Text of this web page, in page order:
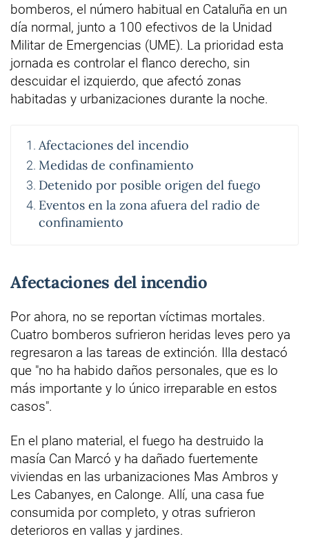
bomberos, el número habitual en Cataluña en un
día normal, junto a 100 efectivos de la Unidad
Militar de Emergencias (UME). La prioridad esta
jornada es controlar el flanco derecho, sin
descuidar el izquierdo, que afectó zonas
habitadas y urbanizaciones durante la noche.
Afectaciones del incendio
Medidas de confinamiento
Detenido por posible origen del fuego
Eventos en la zona afuera del radio de
confinamiento
Afectaciones del incendio
Por ahora, no se reportan víctimas mortales.
Cuatro bomberos sufrieron heridas leves pero ya
regresaron a las tareas de extinción. Illa destacó
que "no ha habido daños personales, que es lo
más importante y lo único irreparable en estos
casos".
En el plano material, el fuego ha destruido la
masía Can Marcó y ha dañado fuertemente
viviendas en las urbanizaciones Mas Ambros y
Les Cabanyes, en Calonge. Allí, una casa fue
consumida por completo, y otras sufrieron
deterioros en vallas y jardines.